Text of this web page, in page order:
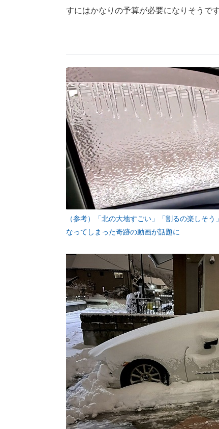
すにはかなりの予算が必要になりそうです
（参考）「北の大地すごい」「割るの楽しそ
なってしまった奇跡の動画が話題に